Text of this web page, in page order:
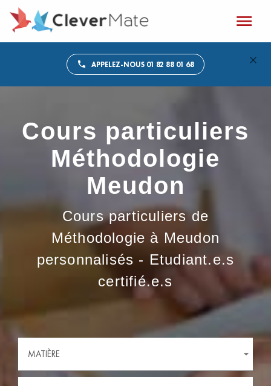
APPELEZ-NOUS 01 82 88 01 68
Cours particuliers
Méthodologie
Meudon
Cours particuliers de
Méthodologie à Meudon
personnalisés - Etudiant.e.s
certifié.e.s
MATIÈRE